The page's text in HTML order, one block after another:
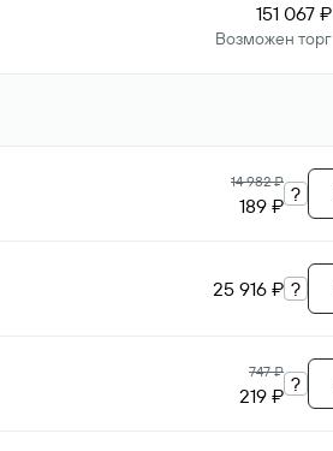
151 067 ₽
Возможен торг
14 982 ₽
189 ₽ ?
25 916 ₽ ?
747 ₽
219 ₽ ?